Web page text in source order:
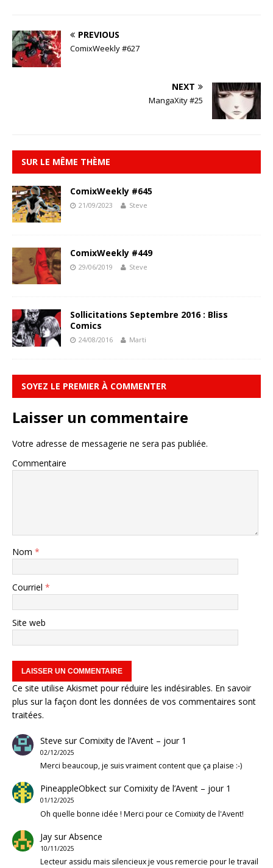
PREVIOUS
ComixWeekly #627
NEXT
MangaXity #25
SUR LE MÊME THÈME
ComixWeekly #645
21/09/2023 Steve
ComixWeekly #449
29/06/2019 Steve
Sollicitations Septembre 2016 : Bliss
Comics
24/08/2016 Marti
SOYEZ LE PREMIER À COMMENTER
Laisser un commentaire
Votre adresse de messagerie ne sera pas publiée.
Commentaire
Nom *
Courriel *
Site web
Ce site utilise Akismet pour réduire les indésirables. En savoir
plus sur la façon dont les données de vos commentaires sont
traitées.
Steve surComixity de l’Avent – jour 1
02/12/2025
Merci beaucoup, je suis vraiment content que ça plaise :-)
PineappleObkectsurComixity de l’Avent – jour 1
01/12/2025
Oh quelle bonne idée ! Merci pour ce Comixity de l'Avent!
JaysurAbsence
10/11/2025
Lecteur assidu mais silencieux je vous remercie pour le travail